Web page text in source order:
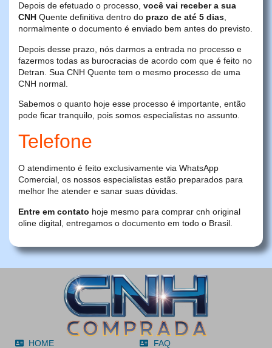
Depois de efetuado o processo, você vai receber a sua
CNH Quente definitiva dentro do prazo de até 5 dias,
normalmente o documento é enviado bem antes do previsto.
Depois desse prazo, nós darmos a entrada no processo e
fazermos todas as burocracias de acordo com que é feito no
Detran. Sua CNH Quente tem o mesmo processo de uma
CNH normal.
Sabemos o quanto hoje esse processo é importante, então
pode ficar tranquilo, pois somos especialistas no assunto.
Telefone
O atendimento é feito exclusivamente via WhatsApp
Comercial, os nossos especialistas estão preparados para
melhor lhe atender e sanar suas dúvidas.
Entre em contato hoje mesmo para comprar cnh original
oline digital, entregamos o documento em todo o Brasil.
HOME FAQ